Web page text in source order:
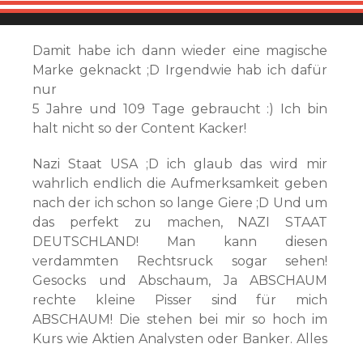
Damit habe ich dann wieder eine magische
Marke geknackt ;D Irgendwie hab ich dafür
nur
5 Jahre und 109 Tage gebraucht :) Ich bin
halt nicht so der Content Kacker!
Nazi Staat USA ;D ich glaub das wird mir
wahrlich endlich die Aufmerksamkeit geben
nach der ich schon so lange Giere ;D Und um
das perfekt zu machen, NAZI STAAT
DEUTSCHLAND! Man kann diesen
verdammten Rechtsruck sogar sehen!
Gesocks und Abschaum, Ja ABSCHAUM
rechte kleine Pisser sind für mich
ABSCHAUM! Die stehen bei mir so hoch im
Kurs wie Aktien Analysten oder Banker. Alles